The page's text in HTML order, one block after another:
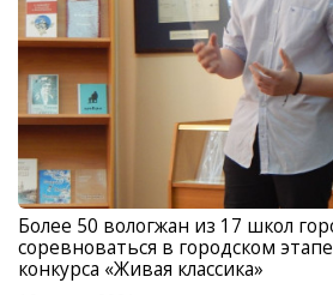
Более 50 вологжан из 17 школ
соревноваться в городском
конкурса «Живая классика»